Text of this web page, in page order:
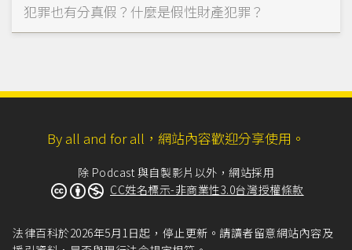
犯罪也有分真假？什麼是假性財產犯罪？
By all and for all，網站內容歡迎分享使用。
除 Podcast 與自製影片以外，網站採用
CC姓名標示-非商業性3.0台灣授權條款
法律百科於2026年5月1日起，停止更新。請讀者留意網站內容及